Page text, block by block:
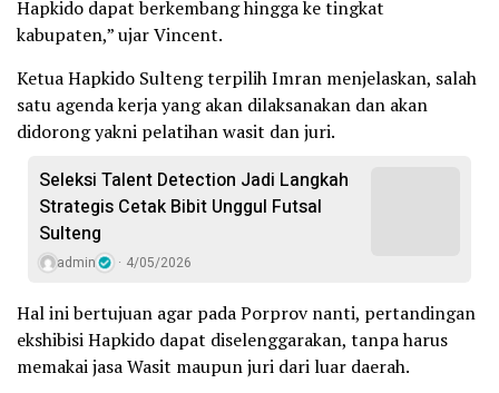
Hapkido dapat berkembang hingga ke tingkat
kabupaten,” ujar Vincent.
Ketua Hapkido Sulteng terpilih Imran menjelaskan, salah
satu agenda kerja yang akan dilaksanakan dan akan
didorong yakni pelatihan wasit dan juri.
Seleksi Talent Detection Jadi Langkah
Strategis Cetak Bibit Unggul Futsal
Sulteng
admin 4/05/2026
Hal ini bertujuan agar pada Porprov nanti, pertandingan
ekshibisi Hapkido dapat diselenggarakan, tanpa harus
memakai jasa Wasit maupun juri dari luar daerah.